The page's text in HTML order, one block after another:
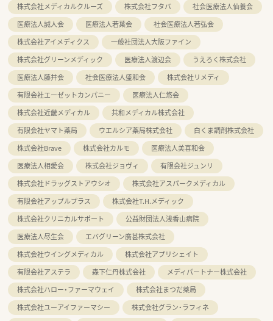
株式会社メディカルクルーズ
株式会社フタバ
社会医療法人仙養会
医療法人誠人会
医療法人若葉会
社会医療法人若弘会
株式会社アイメディクス
一般社団法人大阪ファイン
株式会社グリーンメディック
医療法人渡辺会
うえろく株式会社
医療法人藤井会
社会医療法人盛和会
株式会社リメディ
有限会社エーゼットカンパニー
医療法人仁悠会
株式会社近畿メディカル
共和メディカル株式会社
有限会社ヤマト薬局
ウエルシア薬局株式会社
白くま調剤株式会社
株式会社Brave
株式会社カルモ
医療法人美喜和会
医療法人相愛会
株式会社ジョヴィ
有限会社ジュンリ
株式会社ドラッグストアウシオ
株式会社アスパークメディカル
有限会社アップルプラス
株式会社T.H.メディック
株式会社クリニカルサポート
公益財団法人浅香山病院
医療法人尽生会
エバグリーン廣甚株式会社
株式会社ウイングメディカル
株式会社アプリシェイト
有限会社アステラ
森下仁丹株式会社
メディパートナー株式会社
株式会社ハロー・ファーマウェイ
株式会社まつだ薬局
株式会社ユーアイファーマシー
株式会社グラン・ラフィネ